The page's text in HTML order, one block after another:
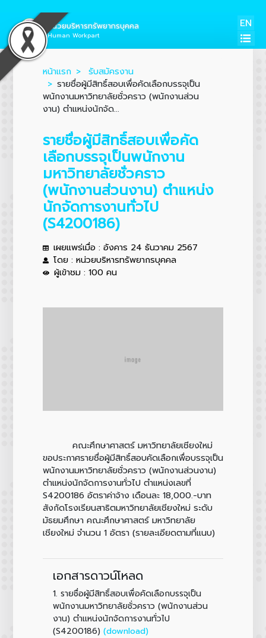
หน่วยบริหารทรัพยากรบุคคล
Human Workpart
EN
หน้าแรก
รับสมัครงาน
รายชื่อผู้มีสิทธิ์สอบเพื่อคัดเลือกบรรจุเป็น
พนักงานมหาวิทยาลัยชั่วคราว (พนักงานส่วน
งาน) ตำแหน่งนักจัด...
รายชื่อผู้มีสิทธิ์สอบเพื่อคัด
เลือกบรรจุเป็นพนักงาน
มหาวิทยาลัยชั่วคราว
(พนักงานส่วนงาน) ตำแหน่ง
นักจัดการงานทั่วไป
(S4200186)
เผยแพร่เมื่อ : อังคาร 24 ธันวาคม 2567
โดย : หน่วยบริหารทรัพยากรบุคคล
ผู้เข้าชม : 100 คน
คณะศึกษาศาสตร์ มหาวิทยาลัยเชียงใหม่
ขอประกาศรายชื่อผู้มีสิทธิ์สอบคัดเลือกเพื่อบรรจุเป็น
พนักงานมหาวิทยาลัยชั่วคราว (พนักงานส่วนงาน)
ตำแหน่งนักจัดการงานทั่วไป ตำแหน่งเลขที่
S4200186 อัตราค่าจ้าง เดือนละ 18,000.-บาท
สังกัดโรงเรียนสาธิตมหาวิทยาลัยเชียงใหม่ ระดับ
มัธยมศึกษา คณะศึกษาศาสตร์ มหาวิทยาลัย
เชียงใหม่ จำนวน 1 อัตรา (รายละเอียดตามที่แนบ)
เอกสารดาวน์โหลด
1. รายชื่อผู้มีสิทธิ์สอบเพื่อคัดเลือกบรรจุเป็น
พนักงานมหาวิทยาลัยชั่วคราว (พนักงานส่วน
งาน) ตำแหน่งนักจัดการงานทั่วไป
(S4200186) (download)